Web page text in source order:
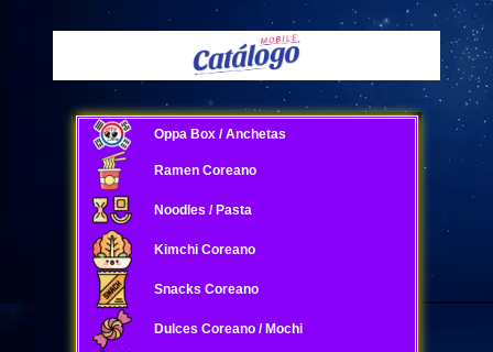
Oppa Box / Anchetas
Ramen Coreano
Noodles / Pasta
Kimchi Coreano
Snacks Coreano
Dulces Coreano / Mochi